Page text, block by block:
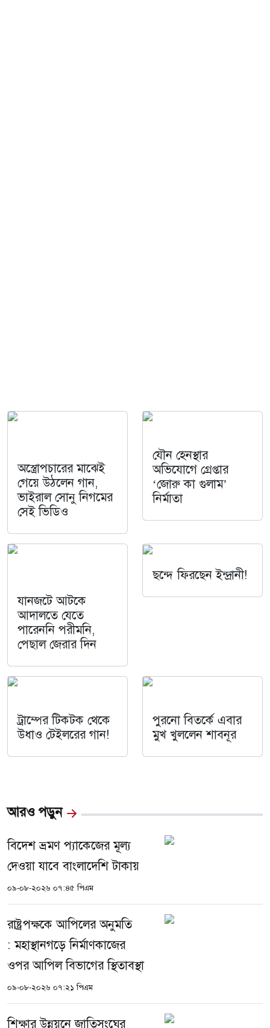
অস্ত্রোপচারের মাঝেই
গেয়ে উঠলেন গান,
ভাইরাল সোনু নিগমের
সেই ভিডিও
যৌন হেনস্থার
অভিযোগে গ্রেপ্তার
‘জোরু কা গুলাম’
নির্মাতা
যানজটে আটকে
আদালতে যেতে
পারেননি পরীমনি,
পেছাল জেরার দিন
ছন্দে ফিরছেন ইন্দ্রানী!
ট্রাম্পের টিকটক থেকে
উধাও টেইলরের গান!
পুরনো বিতর্কে এবার
মুখ খুললেন শাবনূর
আরও পড়ুন
বিদেশ ভ্রমণ প্যাকেজের মূল্য
দেওয়া যাবে বাংলাদেশি টাকায়
০৯-০৮-২০২৬ ০৭:৪৫ পিএম
রাষ্ট্রপক্ষকে আপিলের অনুমতি
: মহাস্থানগড়ে নির্মাণকাজের
ওপর আপিল বিভাগের স্থিতাবস্থা
০৯-০৮-২০২৬ ০৭:২১ পিএম
শিক্ষার উন্নয়নে জাতিসংঘের